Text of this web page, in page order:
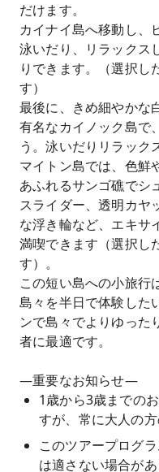
だけます。
カイナイ島へ移動し、
泳いだり、リラックス
りできます。（選択し
す）
最後に、きめ細やかな
有名なカイノック島で
う。泳いだりリラック
マイトン島では、色鮮
あふれるサンゴ礁でシ
スライダー、透明カヤ
な浮き輪など、エキサ
満喫できます（選択し
す）。
この短い島への小旅行
島々を半日で体験した
ンで島々でよりゆった
者に最適です。
—重要なお知らせ—
1歳から3歳までの
すが、常に大人の方
このツアープログ
は適さない場合があ